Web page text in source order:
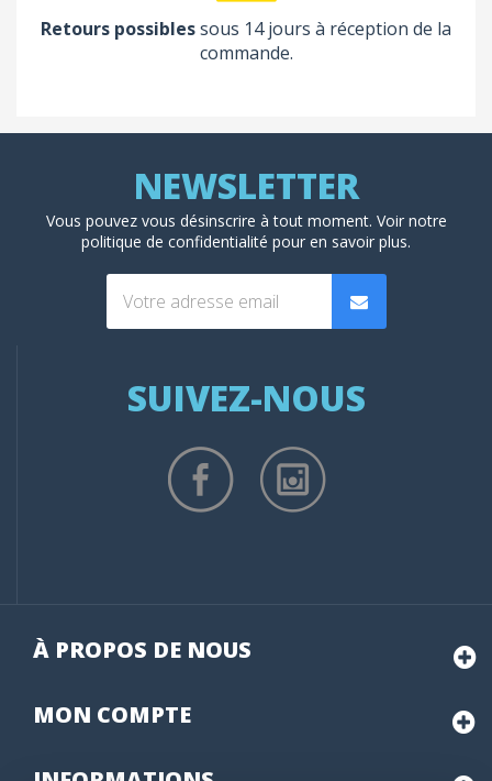
Retours possiblessous 14 jours à réception de la
commande.
Vous pouvez vous désinscrire à tout moment. Voir notre
politique de confidentialité pour en savoir plus.
SUIVEZ-NOUS
À PROPOS DE NOUS
MON COMPTE